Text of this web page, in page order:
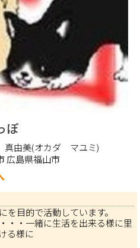
ぽ
由美(オカダ マユミ)
広島県福山市
を目的で活動しています。
・・一緒に生活を出来る様に里
る様に